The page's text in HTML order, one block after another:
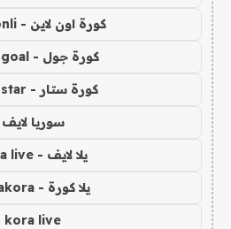
كورة اون لاين - kora onli
كورة جول - kora goal
كورة ستار - kora star
سوريا لايف
يلا لايف - yalla live
يلا كورة - yallakora
kora live